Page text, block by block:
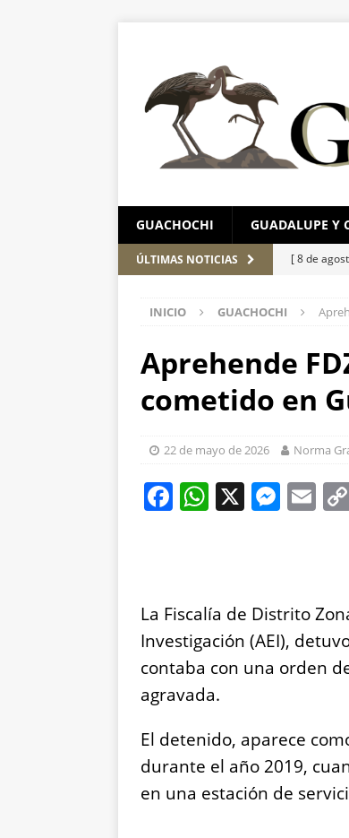
GUACHOCHI GUADALUPE Y
ÚLTIMAS NOTICIAS [ 8 de
[ 8 de
[ 7 de
[ 7 de
INICIO GUACHOCHI
Aprehende
cometido en
22 de mayo de 2026 Norma
F
b
o
o
k
W
A
p
p
X M
n
g
er
E
La Fiscalía de Distrito
Investigación (AEI),
contaba con una orden
agravada.
El detenido, aparece
durante el año 2019,
en una estación de